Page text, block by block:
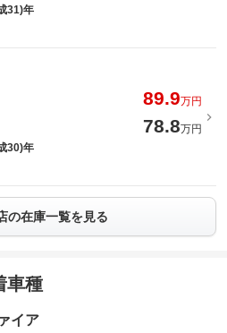
31)年
89.9万円
78.8万円
30)年
の在庫一覧を見る
車種
イア